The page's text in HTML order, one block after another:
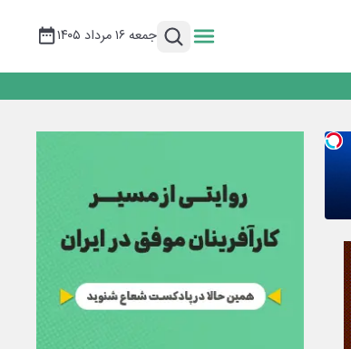
جمعه ۱۶ مرداد ۱۴۰۵